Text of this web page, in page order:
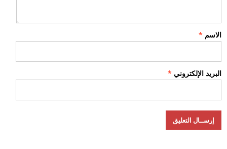
الاسم *
البريد الإلكتروني *